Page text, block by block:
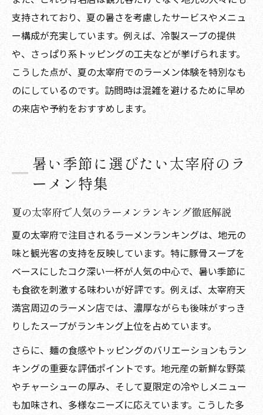
支持されており、夏の暑さを考慮したサービスやメニュ
ー構成が充実しています。例えば、冷製スープの提供
や、さっぱり系トッピングの工夫などが挙げられます。
こうした点が、夏の太宰府でのラーメン体験を特別なも
のにしているのです。訪問時は混雑を避けるために早め
の来店や予約をおすすめします。
暑い季節に選びたい太宰府のラ
ーメン特集
夏の太宰府で人気のラーメンランキング徹底解説
夏の太宰府で注目されるラーメンランキングは、地元の
味と観光客の支持を反映しています。特に豚骨スープを
ベースにしたコク深い一杯が人気の中心で、暑い季節に
も食欲を刺激する味わいが好評です。例えば、太宰府天
満宮周辺のラーメン店では、濃厚ながらも後味がすっき
りしたスープがランキング上位を占めています。
さらに、麺の食感やトッピングのバリエーションもラン
キングの重要な評価ポイントです。地元産の新鮮な野菜
やチャーシューの厚み、そして夏限定の冷やしメニュー
も加味され、多様なニーズに応えています。こうした多